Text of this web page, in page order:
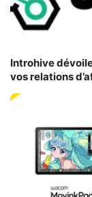
Introhive
vos relations